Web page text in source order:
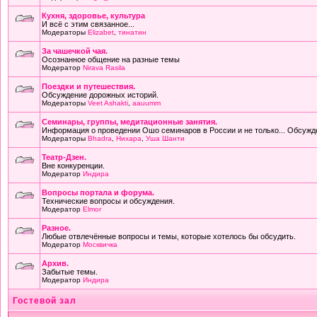
Кухня, здоровье, культура
И всё с этим связанное...
Модераторы Elizabet тинатин
За чашечкой чая.
Осознанное общение на разные темы
Модератор Nirava Rasila
Поездки и путешествия.
Обсуждение дорожных историй.
Модераторы Veet Ashakti aauumm
Семинары, группы, медитационные занятия.
Информация о проведении Ошо семинаров в России и не только...
Модераторы Bhadra Нихара Уша Шанти
Театр-Дзен.
Вне конкуренции.
Модератор Индира
Вопросы портала и форума.
Технические вопросы и обсуждения.
Модератор Elmor
Разное.
Любые отвлечённые вопросы и темы, которые хотелось бы обсудить.
Модератор Москвичка
Архив.
Забытые темы.
Модератор Индира
Гостевой зал